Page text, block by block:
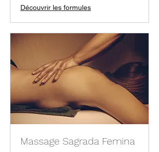
Découvrir les formules
Massage Sagrada Femina